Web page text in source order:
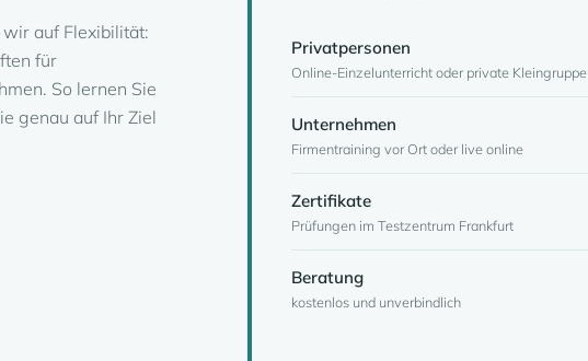
auf Flexibilität:
für
So lernen Sie
genau auf Ihr Ziel
Privatpersonen
Online-Einzelunterricht oder private Kleingruppe
Unternehmen
Firmentraining vor Ort oder live online
Zertifikate
Prüfungen im Testzentrum Frankfurt
Beratung
kostenlos und unverbindlich